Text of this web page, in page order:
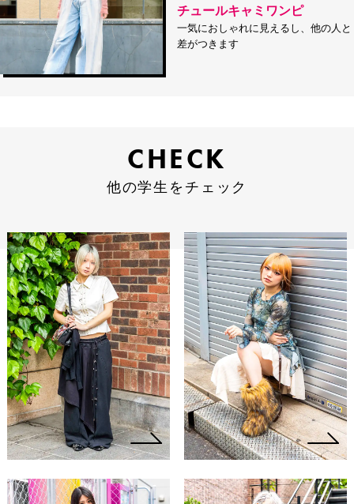
チュールキャミワンピ
一気におしゃれに見えるし、他の人と
差がつきます
CHECK
CHECK
他の学生をチェック
他の学生をチェック